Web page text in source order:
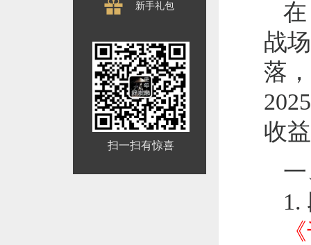
新手礼包
扫一扫有惊喜
在
战
落
收
1.